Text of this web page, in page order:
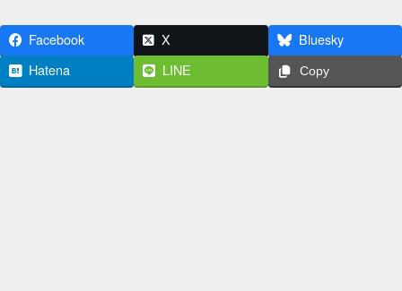
Facebook X
Bluesky
Hatena
LINE Copy